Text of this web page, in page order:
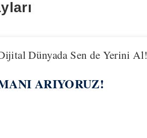
Dünyada Sen de Yerini Al!
ARIYORUZ!